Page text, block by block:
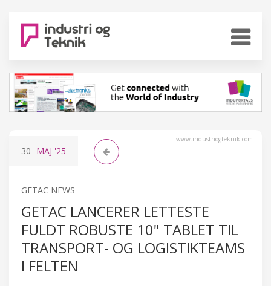
www.industriogteknik.com
30 MAJ '25
GETAC NEWS
GETAC LANCERER LETTESTE
FULDT ROBUSTE 10" TABLET TIL
TRANSPORT- OG LOGISTIKTEAMS
I FELTEN